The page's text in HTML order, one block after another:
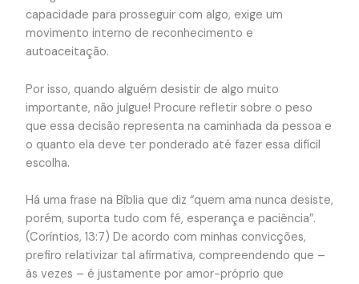
capacidade para prosseguir com algo, exige um
movimento interno de reconhecimento e
autoaceitação.
Por isso, quando alguém desistir de algo muito
importante, não julgue! Procure refletir sobre o peso
que essa decisão representa na caminhada da pessoa e
o quanto ela deve ter ponderado até fazer essa difícil
escolha.
Há uma frase na Bíblia que diz “quem ama nunca desiste,
porém, suporta tudo com fé, esperança e paciência”.
(Coríntios, 13:7) De acordo com minhas convicções,
prefiro relativizar tal afirmativa, compreendendo que –
às vezes – é justamente por amor-próprio que